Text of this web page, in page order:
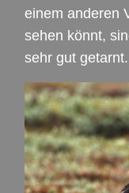
einem anderen
sehen könnt,
sehr gut getarnt.